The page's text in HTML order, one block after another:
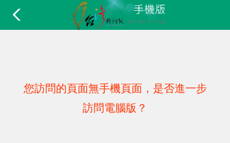
您訪問的頁面無手機頁面，是否進一步
訪問電腦版？